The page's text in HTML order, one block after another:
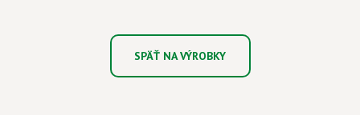
SPÄŤ NA VÝROBKY